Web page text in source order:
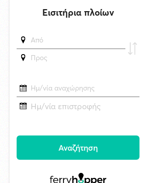
δημοσιεύθηκε 1 ώρα πριν
Τρεις νέες εκθέσεις στη Δημοτική
Πέθανε στα 74 του χρόνια ο σπουδαίος
Καλογερόπουλος